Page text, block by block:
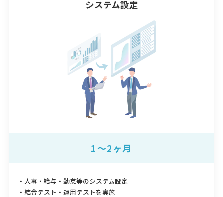
システム設定
1～2ヶ月
・人事・給与・勤怠等のシステム設定
・結合テスト・運用テストを実施